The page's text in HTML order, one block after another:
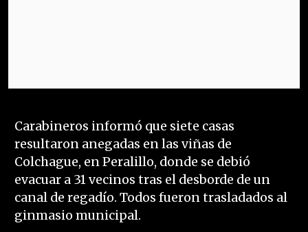
Carabineros informó que siete casas
resultaron anegadas en las viñas de
Colchague, en Peralillo, donde se debió
evacuar a 31 vecinos tras el desborde de un
canal de regadío. Todos fueron trasladados al
ginmasio municipal.